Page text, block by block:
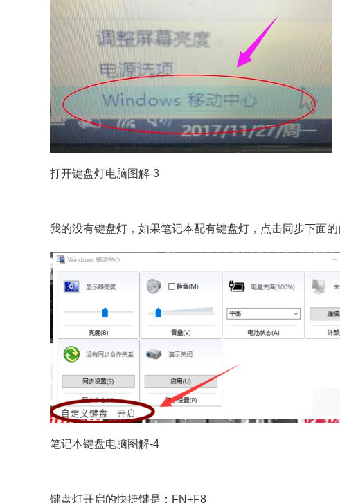
打开键盘灯电脑图解-3
我的没有键盘灯，如果笔记本配有键盘灯，点击同步下面
笔记本键盘电脑图解-4
键盘灯开启的快捷键是：FN+F8